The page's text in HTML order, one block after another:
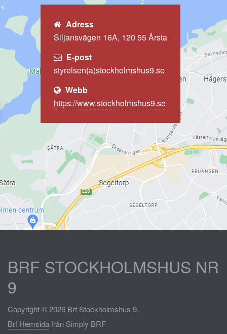
Adress
Siljansvägen 16A, 120 55 Årsta
E-post
styrelsen(a)stockholmshus9.se
Webb
https://www.stockholmshus9.se
BRF STOCKHOLMSHUS NR
9
Copyright © 2026 Brf Stockholmshus 9.
Brf Hemsidafrån Simply BRF